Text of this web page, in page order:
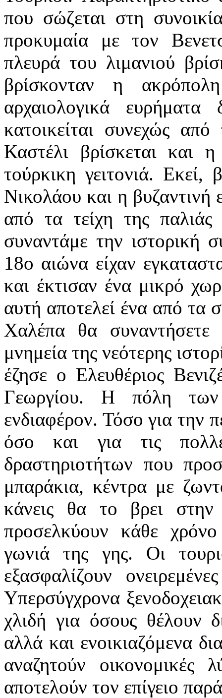
που σώζεται στη
προκυμαία με τον
πλευρά του λιμανιού
βρίσκονταν η
αρχαιολογικά
κατοικείται συνεχώς
Καστέλι βρίσκεται και
τούρκικη γειτονιά. Εκεί,
Νικολάου και η
από τα τείχη της
συναντάμε την ιστορική
18ο αιώνα είχαν
και έκτισαν ένα μικρό
αυτή αποτελεί ένα από τα
Χαλέπα θα συναντήσετε
μνημεία της νεότερης
έζησε ο Ελευθέριος
Γεωργίου. Η πόλη των
ενδιαφέρον. Τόσο για την
όσο και για τις
δραστηριοτήτων που
μπαράκια, κέντρα με
κάνεις θα το βρει
προσελκύουν κάθε χρόνο
γωνιά της γης. Οι
εξασφαλίζουν
Υπερσύγχρονα
χλιδή για όσους θέλουν
αλλά και ενοικιαζόμενα
αναζητούν οικονομικές
αποτελούν τον επίγειο